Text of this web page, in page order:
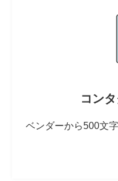
コン
ベンダーから500文